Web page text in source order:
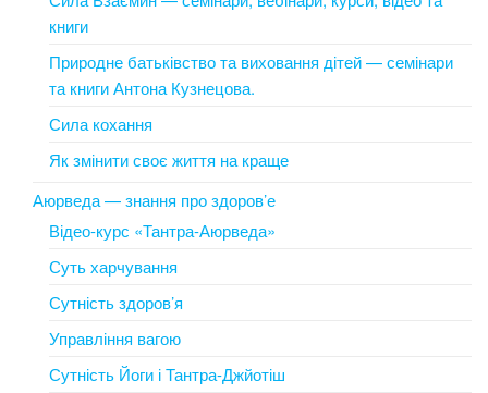
книги
Природне батьківство та виховання дітей — семінари
та книги Антона Кузнецова.
Сила кохання
Як змінити своє життя на краще
Аюрведа — знання про здоров’е
Відео-курс «Тантра-Аюрведа»
Суть харчування
Сутність здоров’я
Управління вагою
Сутність Йоги і Тантра-Джйотіш